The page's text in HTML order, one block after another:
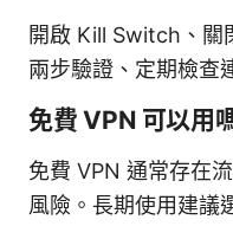
開啟 Kill Switch、關
兩步驗證、定期檢查
免費 VPN 可以用
免費 VPN 通常存在
風險。長期使用建議